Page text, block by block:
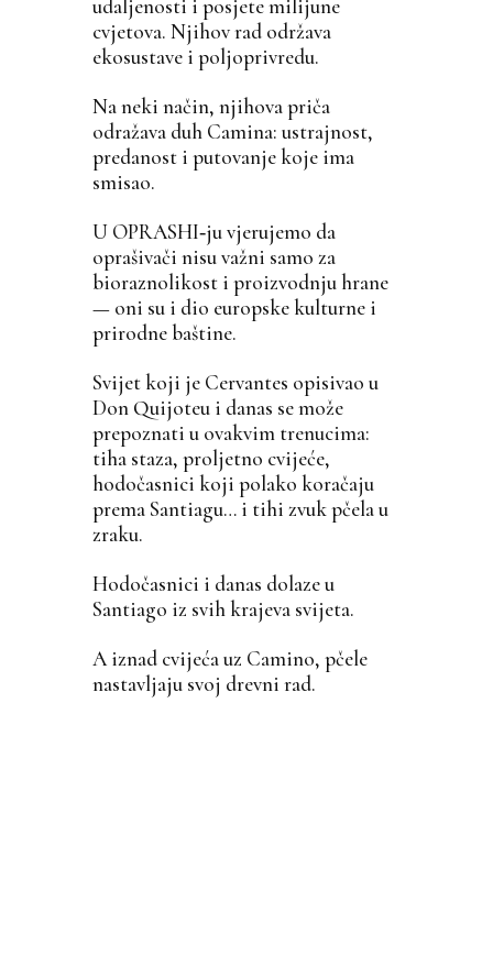
udaljenosti i posjete milijune
cvjetova. Njihov rad održava
ekosustave i poljoprivredu.
Na neki način, njihova priča
odražava duh Camina: ustrajnost,
predanost i putovanje koje ima
smisao.
U OPRASHI‑ju vjerujemo da
oprašivači nisu važni samo za
bioraznolikost i proizvodnju hrane
— oni su i dio europske kulturne i
prirodne baštine.
Svijet koji je Cervantes opisivao u
Don Quijoteu i danas se može
prepoznati u ovakvim trenucima:
tiha staza, proljetno cvijeće,
hodočasnici koji polako koračaju
prema Santiagu… i tihi zvuk pčela u
zraku.
Hodočasnici i danas dolaze u
Santiago iz svih krajeva svijeta.
A iznad cvijeća uz Camino, pčele
nastavljaju svoj drevni rad.